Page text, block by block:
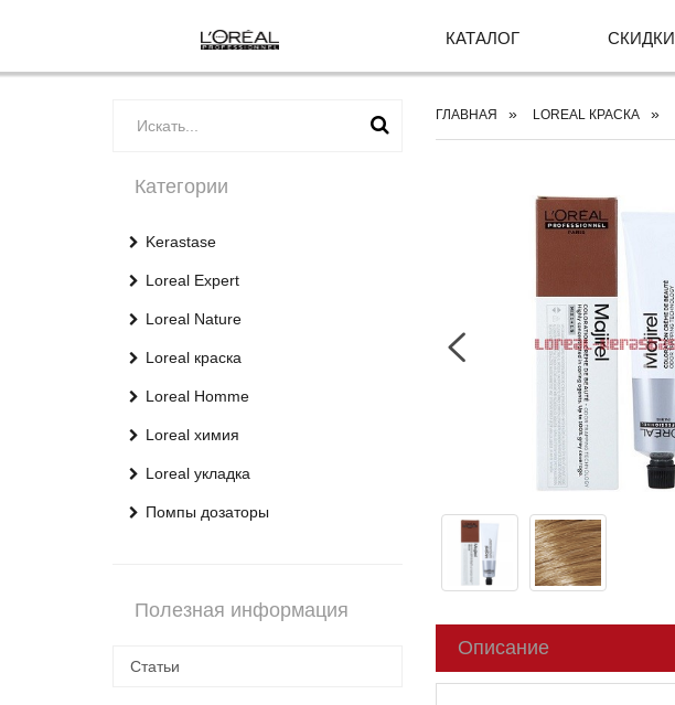
КАТАЛОГ СКИДКИ
Категории
Kerastase
Loreal Expert
Loreal Nature
Loreal краска
Loreal Homme
Loreal химия
Loreal укладка
Помпы дозаторы
Полезная информация
Статьи
ГЛАВНАЯ LOREAL КРАСКА
Описание